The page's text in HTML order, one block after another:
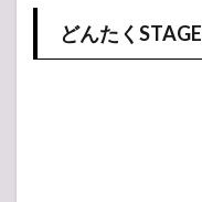
どんたくSTAGE